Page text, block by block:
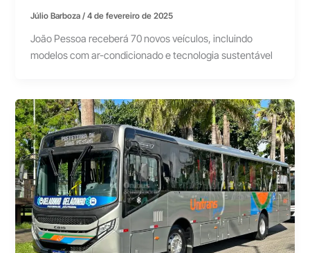
Júlio Barboza/4 de fevereiro de 2025
João Pessoa receberá 70 novos veículos, incluindo
modelos com ar-condicionado e tecnologia sustentável